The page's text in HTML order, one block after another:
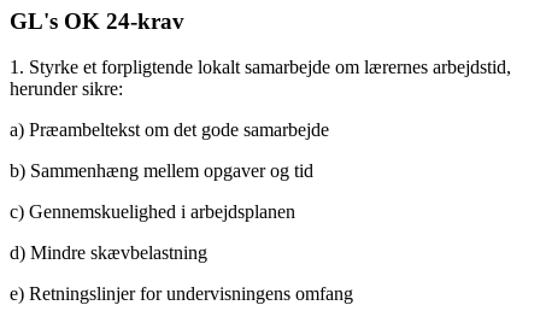
GL's OK 24-krav
1. Styrke et forpligtende lokalt samarbejde om lærernes arbejdstid,
herunder sikre:
a) Præambeltekst om det gode samarbejde
b) Sammenhæng mellem opgaver og tid
c) Gennemskuelighed i arbejdsplanen
d) Mindre skævbelastning
e) Retningslinjer for undervisningens omfang